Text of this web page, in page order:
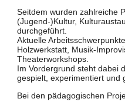
Seitdem wurden zahlreiche
(Jugend-)Kultur,
durchgeführt.
Aktuelle
Holzwerkstatt, Musik-
Theaterworkshops.
Im Vordergrund steht dabei
gespielt, experimentiert und
Bei den pädagogischen